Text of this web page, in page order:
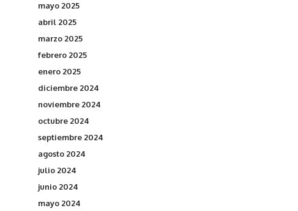
mayo 2025
abril 2025
marzo 2025
febrero 2025
enero 2025
diciembre 2024
noviembre 2024
octubre 2024
septiembre 2024
agosto 2024
julio 2024
junio 2024
mayo 2024